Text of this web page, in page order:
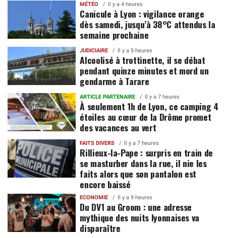
MÉTÉO Il y a 4 heures
Canicule à Lyon : vigilance orange
dès samedi, jusqu’à 38°C attendus la
semaine prochaine
JUDICIAIRE Il y a 5 heures
Alcoolisé à trottinette, il se débat
pendant quinze minutes et mord un
gendarme à Tarare
ARTICLE PARTENAIRE Il y a 7 heures
À seulement 1h de Lyon, ce camping 4
étoiles au cœur de la Drôme promet
des vacances au vert
FAITS DIVERS Il y a 7 heures
Rillieux-la-Pape : surpris en train de
se masturber dans la rue, il nie les
faits alors que son pantalon est
encore baissé
ECONOMIE Il y a 9 heures
Du DV1 au Groom : une adresse
mythique des nuits lyonnaises va
disparaître